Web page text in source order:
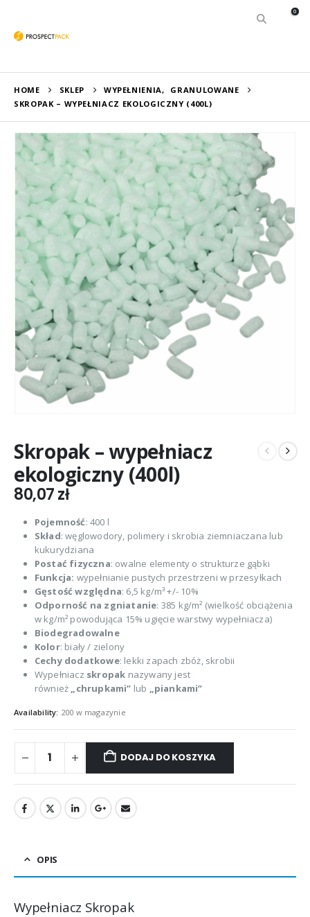
0
HOME SKLEP WYPEŁNIENIA,
GRANULOWANE
SKROPAK – WYPEŁNIACZ EKOLOGICZNY (400L)
Skropak – wypełniacz
ekologiczny (400l)
80,07zł
Pojemność: 400 l
Skład: węglowodory, polimery i skrobia ziemniaczana lub
kukurydziana
Postać fizyczna: owalne elementy o strukturze gąbki
Funkcja: wypełnianie pustych przestrzeni w przesyłkach
Gęstość względna: 6,5 kg/m³ +/- 10%
Odporność na zgniatanie: 385 kg/m² (wielkość obciążenia
w kg/m² powodująca 15% ugięcie warstwy wypełniacza)
Biodegradowalne
Kolor: biały / zielony
Cechy dodatkowe: lekki zapach zbóż, skrobii
Wypełniacz skropak nazywany jest
również „chrupkami” lub „piankami”
Availability: 200 w magazynie
DODAJ DO KOSZYKA
OPIS
Wypełniacz Skropak